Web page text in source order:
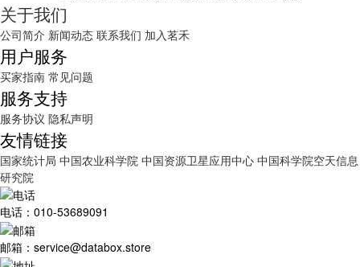
关于我们
公司简介 新闻动态 联系我们 加入茗禾
用户服务
买家指南 常见问题
服务支持
服务协议 隐私声明
友情链接
国家统计局 中国农业科学院 中国资源卫星应用中心 中国科学院空天信息
研究院
电话：010-53689091
邮箱：service@databox.store